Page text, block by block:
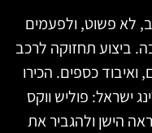
פשוט, ולפעמים
תחזוקה לרכב
כספים. הכירו
פוליש ווקס
ולהגביר את